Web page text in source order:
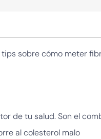
sobre cómo meter
de tu salud. Son el
al colesterol malo